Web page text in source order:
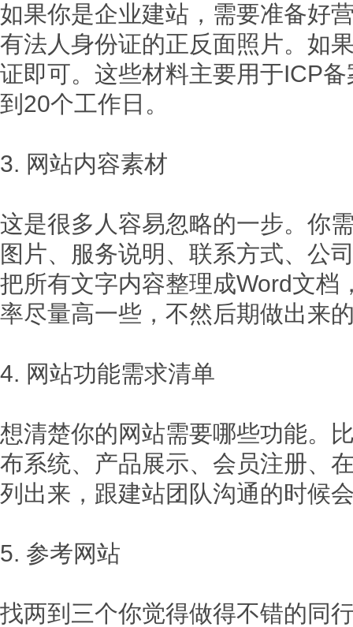
如果你是企业建站，需要准备好
有法人身份证的正反面照片。如
证即可。这些材料主要用于ICP
到20个工作日。
3. 网站内容素材
这是很多人容易忽略的一步。你
图片、服务说明、联系方式、公
把所有文字内容整理成Word文档
率尽量高一些，不然后期做出来
4. 网站功能需求清单
想清楚你的网站需要哪些功能。
布系统、产品展示、会员注册、
列出来，跟建站团队沟通的时候
5. 参考网站
找两到三个你觉得做得不错的同